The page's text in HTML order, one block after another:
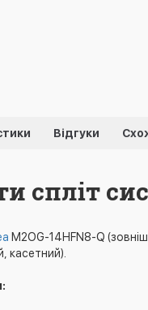
Відгуки
спліт
M2OG-14HFN8-Q
касетний).